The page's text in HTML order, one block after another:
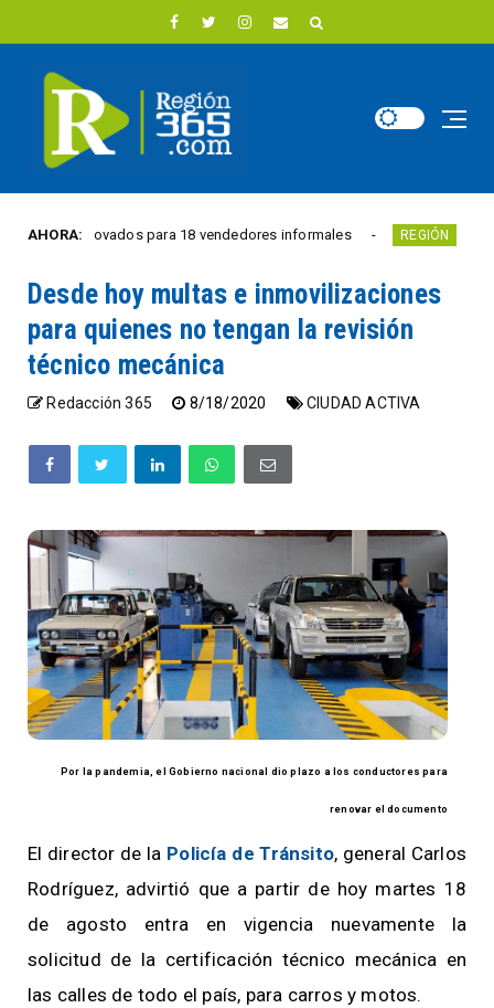
AHORA:
renovados para 18 vendedores informales REGIÓN
Desde hoy multas e inmovilizaciones
para quienes no tengan la revisión
técnico mecánica
Redacción 365 8/18/2020 CIUDAD ACTIVA
Por la pandemia, el Gobierno nacional dio plazo a los conductores para
renovar el documento
El director de la Policía de Tránsito, general Carlos
Rodríguez, advirtió que a partir de hoy martes 18
de agosto entra en vigencia nuevamente la
solicitud de la certificación técnico mecánica en
las calles de todo el país, para carros y motos.